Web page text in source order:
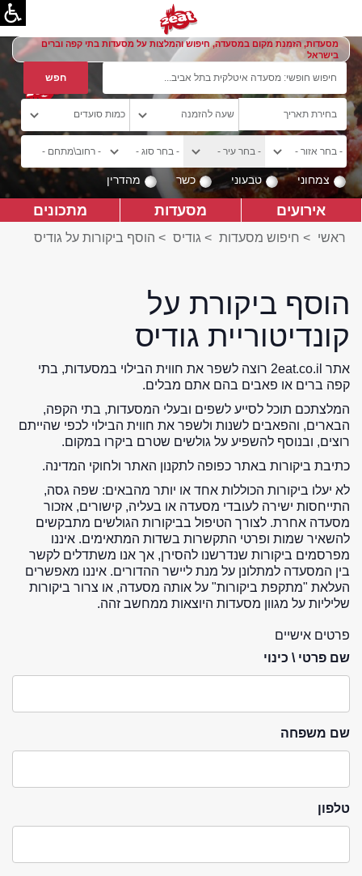
מסעדות, הזמנת מקום במסעדה, חיפוש והמלצות על מסעדות בתי קפה וברים
בישראל
צמחוני טבעוני כשר מהדרין
אירועים מסעדות מתכונים
ראשי > חיפוש מסעדות > גודיס > הוסף ביקורות על גודיס
הוסף ביקורת על
קונדיטוריית גודיס
אתר 2eat.co.il רוצה לשפר את חווית הבילוי במסעדות, בתי
קפה ברים או פאבים בהם אתם מבלים.
המלצתכם תוכל לסייע לשפים ובעלי המסעדות, בתי הקפה,
הבארים, והפאבים לשנות ולשפר את חווית הבילוי לכפי שהייתם
רוצים, ובנוסף להשפיע על גולשים שטרם ביקרו במקום.
כתיבת ביקורות באתר כפופה לתקנון האתר ולחוקי המדינה.
לא יעלו ביקורות הכוללות אחד או יותר מהבאים: שפה גסה,
התייחסות ישירה לעובדי מסעדה או בעליה, קישורים, אזכור
מסעדה אחרת. לצורך הטיפול בביקורות הגולשים מתבקשים
להשאיר שמות ופרטי התקשרות בשדות המתאימים. איננו
מפרסמים ביקורות שנדרשנו להסירן, אך אנו משתדלים לקשר
בין המסעדה למתלונן על מנת ליישר ההדורים. איננו מאפשרים
העלאת "מתקפת ביקורות" על אותה מסעדה, או צרור ביקורות
שליליות על מגוון מסעדות היוצאות ממחשב זהה.
פרטים אישיים
שם פרטי \ כינוי
שם משפחה
טלפון